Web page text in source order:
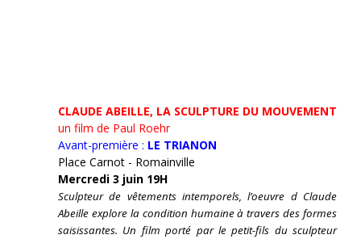
CLAUDE ABEILLE, LA SCULPTURE DU MOUVEMENT
un film de Paul Roehr
Avant-première : LE TRIANON
Place Carnot - Romainville
Mercredi 3 juin 19H
Sculpteur de vêtements intemporels, l’oeuvre d Claude
Abeille explore la condition humaine à travers des formes
saisissantes. Un film porté par le petit-fils du sculpteur